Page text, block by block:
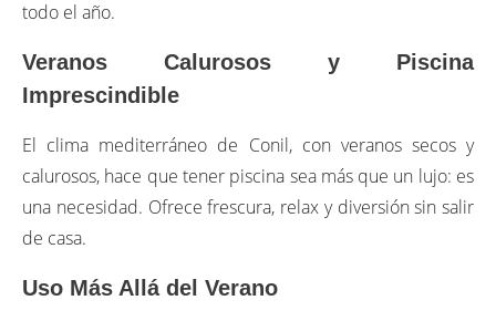
todo el año.
Veranos Calurosos y Piscina
Imprescindible
El clima mediterráneo de Conil, con veranos secos y
calurosos, hace que tener piscina sea más que un lujo: es
una necesidad. Ofrece frescura, relax y diversión sin salir
de casa.
Uso Más Allá del Verano